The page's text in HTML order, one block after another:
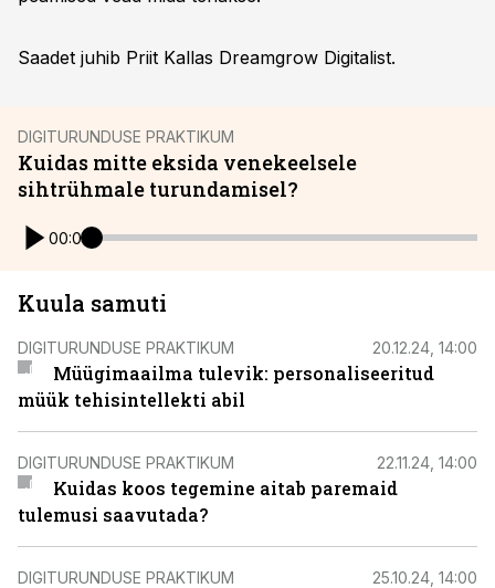
Saadet juhib Priit Kallas Dreamgrow Digitalist.
DIGITURUNDUSE PRAKTIKUM
Kuidas mitte eksida venekeelsele
sihtrühmale turundamisel?
00:00
Kuula samuti
DIGITURUNDUSE PRAKTIKUM 20.12.24, 14:00
Müügimaailma tulevik: personaliseeritud
müük tehisintellekti abil
DIGITURUNDUSE PRAKTIKUM 22.11.24, 14:00
Kuidas koos tegemine aitab paremaid
tulemusi saavutada?
DIGITURUNDUSE PRAKTIKUM 25.10.24, 14:00